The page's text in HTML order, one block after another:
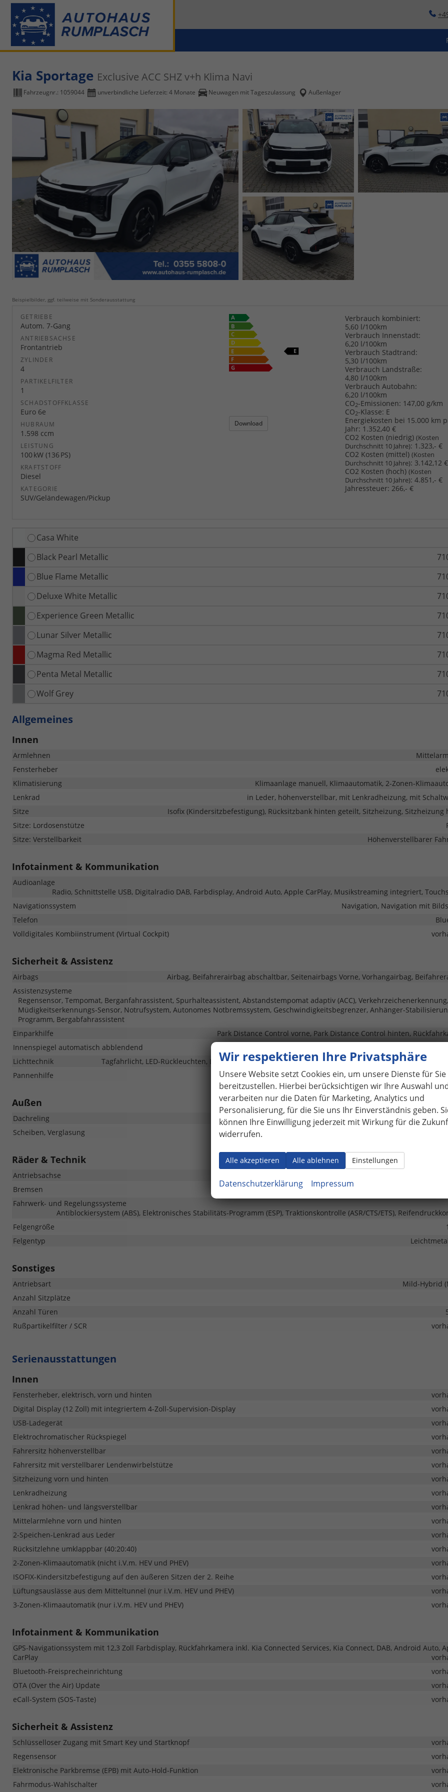
Kia Sportage Exclusive ACC SHZ v+h Klima Navi
Fahrzeugnr.: 1059044 unverbindliche Lieferzeit: 4 Monate Neuwagen mit Tageszulassung Außenlager
Beispielbilder, ggf. teilweise mit Sonderausstattung
GETRIEBE
Autom. 7-Gang
ANTRIEBSACHSE
Frontantrieb
ZYLINDER
4
PARTIKELFILTER
1
SCHADSTOFFKLASSE
Euro 6e
HUBRAUM
1.598 ccm
LEISTUNG
100 kW (136 PS)
KRAFTSTOFF
Diesel
KATEGORIE
SUV/Geländewagen/Pickup
Verbrauch kombiniert:
5,60 l/100km
Verbrauch Innenstadt:
6,20 l/100km
Verbrauch Stadtrand:
5,30 l/100km
Verbrauch Landstraße:
4,80 l/100km
Verbrauch Autobahn:
6,20 l/100km
CO2-Emissionen: 147,00 g/km
CO2-Klasse: E
Download
Energiekosten bei 15.000 km
Jahr: 1.352,40 €
CO2 Kosten (niedrig) (Kosten
Durchschnitt 10 Jahre): 1.323,- €
CO2 Kosten (mittel) (Kosten
Durchschnitt 10 Jahre): 3.142,12 €
CO2 Kosten (hoch) (Kosten
Durchschnitt 10 Jahre): 4.851,- €
Jahressteuer: 266,- €
Casa White
Black Pearl Metallic
Blue Flame Metallic
Deluxe White Metallic
Experience Green Metallic
Lunar Silver Metallic
Magma Red Metallic
Penta Metal Metallic
Wolf Grey
Allgemeines
Innen
Armlehnen
Fensterheber
Klimatisierung
Klimaanlage manuell, Klimaautomatik, 2-Zonen-
Lenkrad
in Leder, höhenverstellbar, mit Lenkradheizung, mit
Sitze
Isofix (Kindersitzbefestigung), Rücksitzbank hinten geteilt, Sitzheizung, Sitzheizung
Sitze: Lordosenstütze
Sitze: Verstellbarkeit
Höhenverstellbarer
Infotainment & Kommunikation
Audioanlage
Radio, Schnittstelle USB, Digitalradio DAB, Farbdisplay, Android Auto, Apple CarPlay, Musikstreaming integriert,
Navigationssystem
Navigation, Navigation mit
Telefon
Volldigitales Kombiinstrument (Virtual Cockpit)
Sicherheit & Assistenz
Airbags
Airbag, Beifahrerairbag abschaltbar, Seitenairbags Vorne, Vorhangairbag,
Assistenzsysteme
Regensensor, Tempomat, Berganfahrassistent, Spurhalteassistent, Abstandstempomat adaptiv (ACC), Verkehrzeichenerkennung,
Müdigkeitserkennungs-Sensor, Notrufsystem, Autonomes Notbremssystem, Geschwindigkeitsbegrenzer, Anhänger-
Programm, Bergabfahrassistent
Einparkhilfe
Park Distance Control vorne, Park Distance Control hinten,
Innenspiegel automatisch abblendend
Lichttechnik
Tagfahrlicht, LED-Rückleuchten, LED-Scheinwerfer, Fernlichtassistent, LED-Tagfahrlicht, Voll-LED
Pannenhilfe
Reserverad,
Außen
Dachreling
Scheiben, Verglasung
Getönte Scheiben,
Räder & Technik
Antriebsachse
Bremsen
Elektronische
Fahrwerk- und Regelungssysteme
Antiblockiersystem (ABS), Elektronisches Stabilitäts-Programm (ESP), Traktionskontrolle (ASR/CTS/ETS),
Felgengröße
Felgentyp
Sonstiges
Antriebsart
Mild-Hybrid
Anzahl Sitzplätze
Anzahl Türen
Rußpartikelfilter / SCR
Serienausstattungen
Innen
Fensterheber, elektrisch, vorn und hinten
Digital Display (12 Zoll) mit integriertem 4-Zoll-Supervision-Display
USB-Ladegerät
Elektrochromatischer Rückspiegel
Fahrersitz höhenverstellbar
Fahrersitz mit verstellbarer Lendenwirbelstütze
Sitzheizung vorn und hinten
Lenkradheizung
Lenkrad höhen- und längsverstellbar
Mittelarmlehne vorn und hinten
2-Speichen-Lenkrad aus Leder
Rücksitzlehne umklappbar (40:20:40)
2-Zonen-Klimaautomatik (nicht i.V.m. HEV und PHEV)
ISOFIX-Kindersitzbefestigung auf den äußeren Sitzen der 2. Reihe
Lüftungsauslässe aus dem Mitteltunnel (nur i.V.m. HEV und PHEV)
3-Zonen-Klimaautomatik (nur i.V.m. HEV und PHEV)
Infotainment & Kommunikation
GPS-Navigationssystem mit 12,3 Zoll Farbdisplay, Rückfahrkamera inkl. Kia Connected Services, Kia Connect, DAB, Android Auto,
CarPlay
Bluetooth-Freisprecheinrichtung
OTA (Over the Air) Update
eCall-System (SOS-Taste)
Sicherheit & Assistenz
Schlüsselloser Zugang mit Smart Key und Startknopf
Regensensor
Elektronische Parkbremse (EPB) mit Auto-Hold-Funktion
Fahrmodus-Wahlschalter
Wir respektieren Ihre Privatsphäre
Unsere Website setzt Cookies ein, um unsere Dienste für Sie
bereitzustellen. Hierbei berücksichtigen wir Ihre Auswahl
verarbeiten nur die Daten für Marketing, Analytics und
Personalisierung, für die Sie uns Ihr Einverständnis geben.
können Ihre Einwilligung jederzeit mit Wirkung für die
widerrufen.
Alle akzeptieren Alle ablehnen Einstellungen
Datenschutzerklärung Impressum